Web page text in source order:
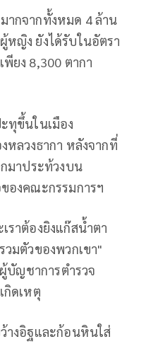
ากจากทั้งหมด 4 ล้าน
ญิง ยังได้รับในอัตรา
พียง 8,300 ตากา
ทุขึ้นในเมือง
หลวงธากา หลังจากที่
มาประท้วงบน
องคณะกรรมการฯ
าต้องยิงแก๊สน้ำตา
วมตัวของพวกเขา"
บัญชาการตำรวจ
กิดเหตุ
างอิฐและก้อนหินใส่